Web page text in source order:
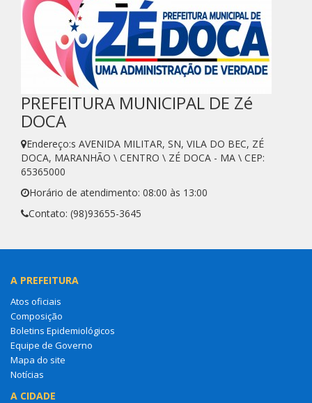
PREFEITURA MUNICIPAL DE Zé
DOCA
Endereço:s AVENIDA MILITAR, SN, VILA DO BEC, ZÉ
DOCA, MARANHÃO \ CENTRO \ ZÉ DOCA - MA \ CEP:
65365000
Horário de atendimento: 08:00 às 13:00
Contato: (98)93655-3645
A PREFEITURA
Atos oficiais
Composição
Boletins Epidemiológicos
Equipe de Governo
Mapa do site
Notícias
A CIDADE